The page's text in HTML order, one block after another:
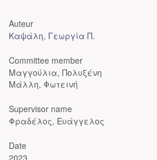
Auteur
Καψάλη, Γεωργία Π.
Committee member
Μαγγούλια, Πολυξένη
Μάλλη, Φωτεινή
Supervisor name
Φραδέλος, Ευάγγελος
Date
2023